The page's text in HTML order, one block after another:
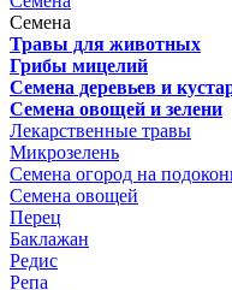
Семена
Травы для животных
Грибы мицелий
Семена деревьев и
Семена овощей и зелени
Лекарственные травы
Микрозелень
Семена огород на
Семена овощей
Перец
Баклажан
Редис
Репа